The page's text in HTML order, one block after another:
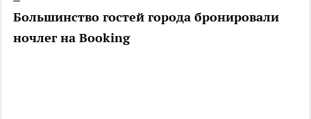
Большинство гостей города бронировали
ночлег на Booking